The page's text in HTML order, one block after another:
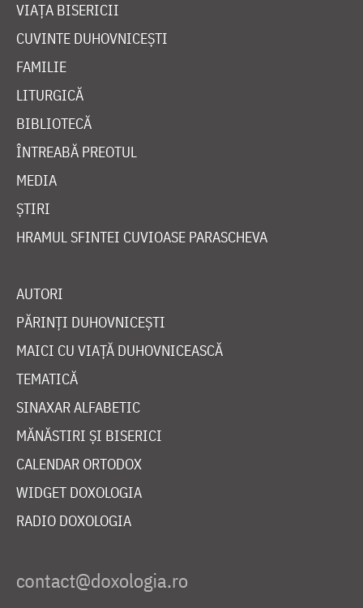
VIAȚA BISERICII
CUVINTE DUHOVNICEȘTI
FAMILIE
LITURGICĂ
BIBLIOTECĂ
ÎNTREABĂ PREOTUL
MEDIA
ȘTIRI
HRAMUL SFINTEI CUVIOASE PARASCHEVA
AUTORI
PĂRINȚI DUHOVNICEȘTI
MAICI CU VIAȚĂ DUHOVNICEASCĂ
TEMATICĂ
SINAXAR ALFABETIC
MĂNĂSTIRI ȘI BISERICI
CALENDAR ORTODOX
WIDGET DOXOLOGIA
RADIO DOXOLOGIA